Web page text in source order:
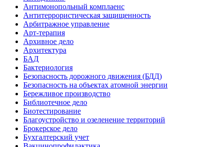
Антимонопольный комплаенс
Антитеррористическая защищенность
Арбитражное управление
Арт-терапия
Архивное дело
Архитектура
БАД
Бактериология
Безопасность дорожного движения (БДД)
Безопасность на объектах атомной энергии
Бережливое производство
Библиотечное дело
Биотестирование
Благоустройство и озеленение территорий
Брокерское дело
Бухгалтерский учет